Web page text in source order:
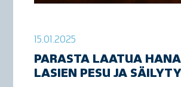
15.01.2025
PARASTA LAATUA
LASIEN PESU JA